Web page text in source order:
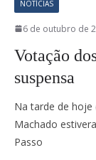
NOTÍCIAS
6 de outubro de
Votação
suspensa
Na tarde de hoje
Machado
Passo